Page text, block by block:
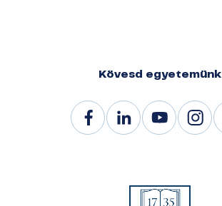
Kövesd egyetemünk